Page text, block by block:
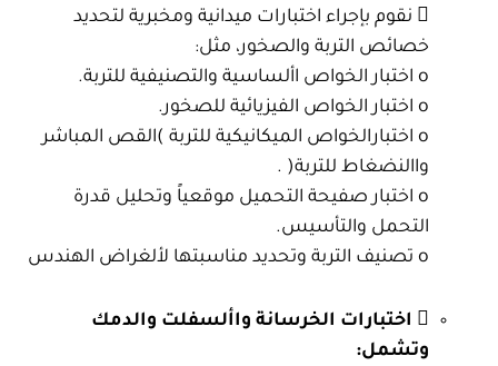
 نقوم بإجراء اختبارات ميدانية ومخبرية لتحديد
خصائص التربة والصخور، مثل:
o اختبار الخواص األساسية والتصنيفية للتربة.
o اختبار الخواص الفيزيائية للصخور.
o اختبارالخواص الميكانيكية للتربة )القص المباشر
واالنضغاط للتربة( .
o اختبار صفيحة التحميل موقعياً وتحليل قدرة
التحمل والتأسيس.
o تصنيف التربة وتحديد مناسبتها لألغراض الهندس
 اختبارات الخرسانة واألسفلت والدمك
وتشمل: